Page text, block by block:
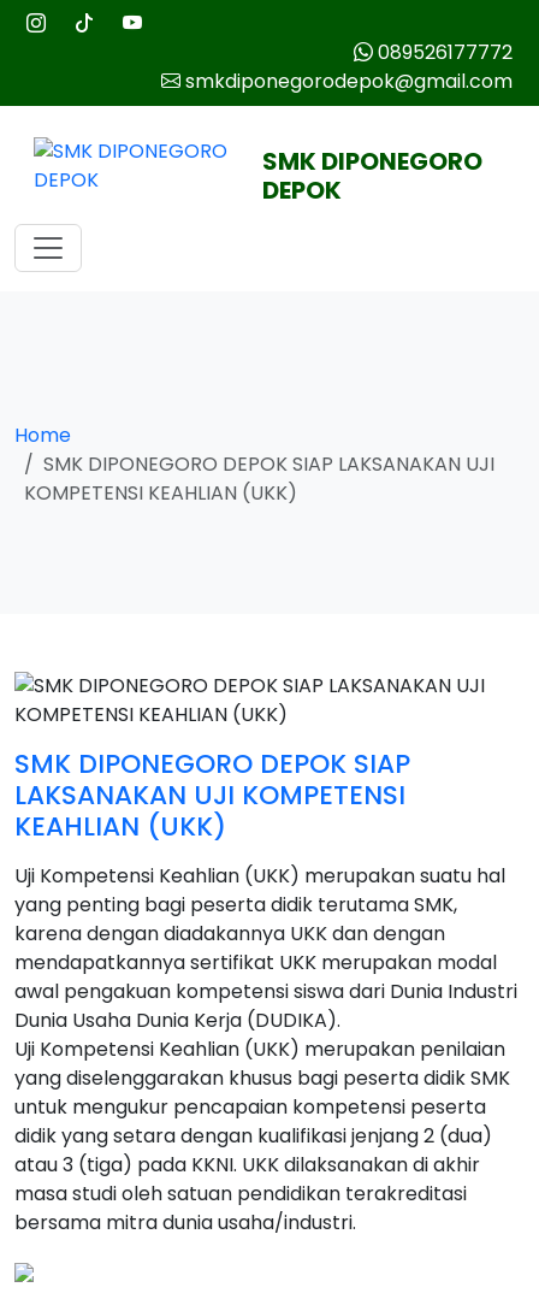
089526177772
smkdiponegorodepok@gmail.com
SMK DIPONEGORO
DEPOK
Home
SMK DIPONEGORO DEPOK SIAP LAKSANAKAN UJI
KOMPETENSI KEAHLIAN (UKK)
SMK DIPONEGORO DEPOK SIAP
LAKSANAKAN UJI KOMPETENSI
KEAHLIAN (UKK)
Uji Kompetensi Keahlian (UKK) merupakan suatu hal
yang penting bagi peserta didik terutama SMK,
karena dengan diadakannya UKK dan dengan
mendapatkannya sertifikat UKK merupakan modal
awal pengakuan kompetensi siswa dari Dunia Industri
Dunia Usaha Dunia Kerja (DUDIKA).
Uji Kompetensi Keahlian (UKK) merupakan penilaian
yang diselenggarakan khusus bagi peserta didik SMK
untuk mengukur pencapaian kompetensi peserta
didik yang setara dengan kualifikasi jenjang 2 (dua)
atau 3 (tiga) pada KKNI. UKK dilaksanakan di akhir
masa studi oleh satuan pendidikan terakreditasi
bersama mitra dunia usaha/industri.